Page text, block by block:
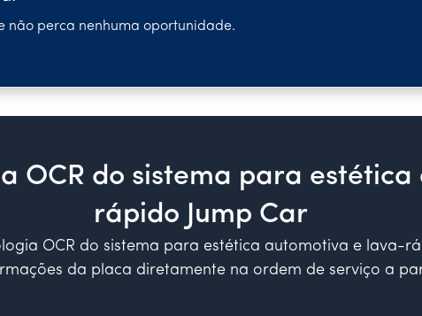
não perca nenhuma oportunidade.
OCR do sistema para
rápido Jump Car
OCR do sistema para estética automotiva e lava-
da placa diretamente na ordem de serviço a